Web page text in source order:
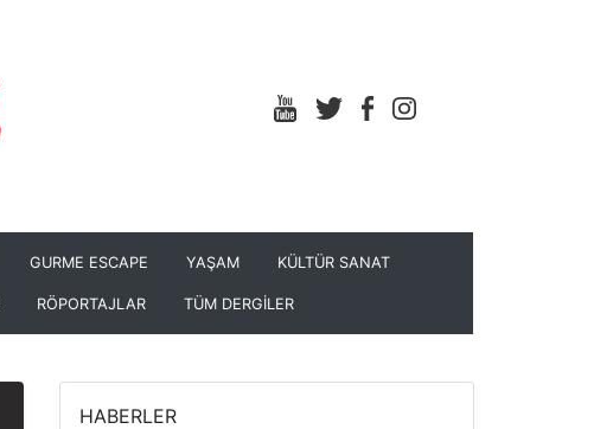
GURME ESCAPE YAŞAM KÜLTÜR SANAT
RÖPORTAJLAR TÜM DERGİLER
HABERLER